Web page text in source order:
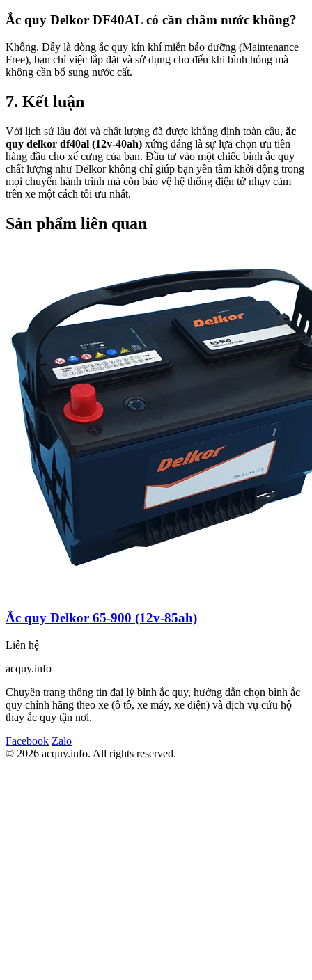
Ắc quy Delkor DF40AL có cần châm nước không?
Không. Đây là dòng ắc quy kín khí miễn bảo dưỡng (Maintenance
Free), bạn chỉ việc lắp đặt và sử dụng cho đến khi bình hỏng mà
không cần bổ sung nước cất.
7. Kết luận
Với lịch sử lâu đời và chất lượng đã được khẳng định toàn cầu, ắc
quy delkor df40al (12v-40ah) xứng đáng là sự lựa chọn ưu tiên
hàng đầu cho xế cưng của bạn. Đầu tư vào một chiếc bình ắc quy
chất lượng như Delkor không chỉ giúp bạn yên tâm khởi động trong
mọi chuyến hành trình mà còn bảo vệ hệ thống điện tử nhạy cảm
trên xe một cách tối ưu nhất.
Sản phẩm liên quan
Ắc quy Delkor 65-900 (12v-85ah)
Liên hệ
acquy.info
Chuyên trang thông tin đại lý bình ắc quy, hướng dẫn chọn bình ắc
quy chính hãng theo xe (ô tô, xe máy, xe điện) và dịch vụ cứu hộ
thay ắc quy tận nơi.
Facebook Zalo
© 2026 acquy.info. All rights reserved.